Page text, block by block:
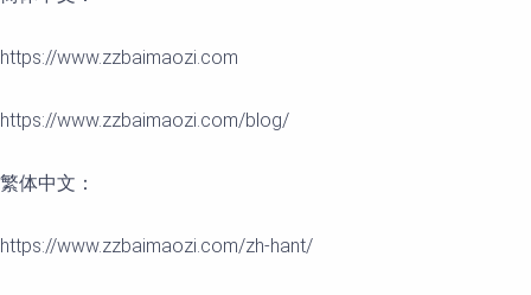
https://www.zzbaimaozi.com
https://www.zzbaimaozi.com/blog/
繁体中文：
https://www.zzbaimaozi.com/zh-hant/